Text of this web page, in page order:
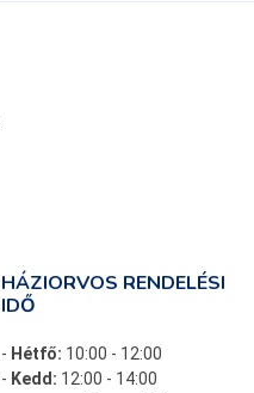
HÁZIORVOS RENDELÉSI
IDŐ
- Hétfő: 10:00 - 12:00
- Kedd: 12:00 - 14:00